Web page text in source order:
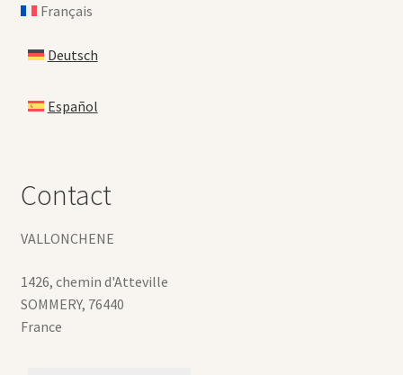
Français
Deutsch
Español
Contact
VALLONCHENE
1426, chemin d'Atteville
SOMMERY, 76440
France